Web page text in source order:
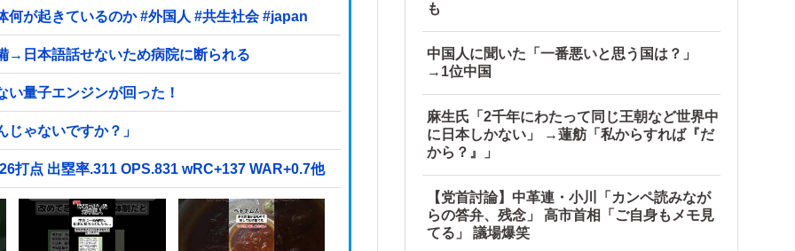
が起きているのか #外国人 #共生社会 #japan
→日本語話せないため病院に断られる
量子エンジンが回った！
ゃないですか？」
打点 出塁率.311 OPS.831 wRC+137 WAR+0.7他
も
中国人に聞いた「一番悪いと思う国は？」
→1位中国
麻生氏「2千年にわたって同じ王朝など世界中
に日本しかない」 →蓮舫「私からすれば『だ
から？』」
【党首討論】中革連・小川「カンペ読みなが
らの答弁、残念」 高市首相「ご自身もメモ見
てる」 議場爆笑